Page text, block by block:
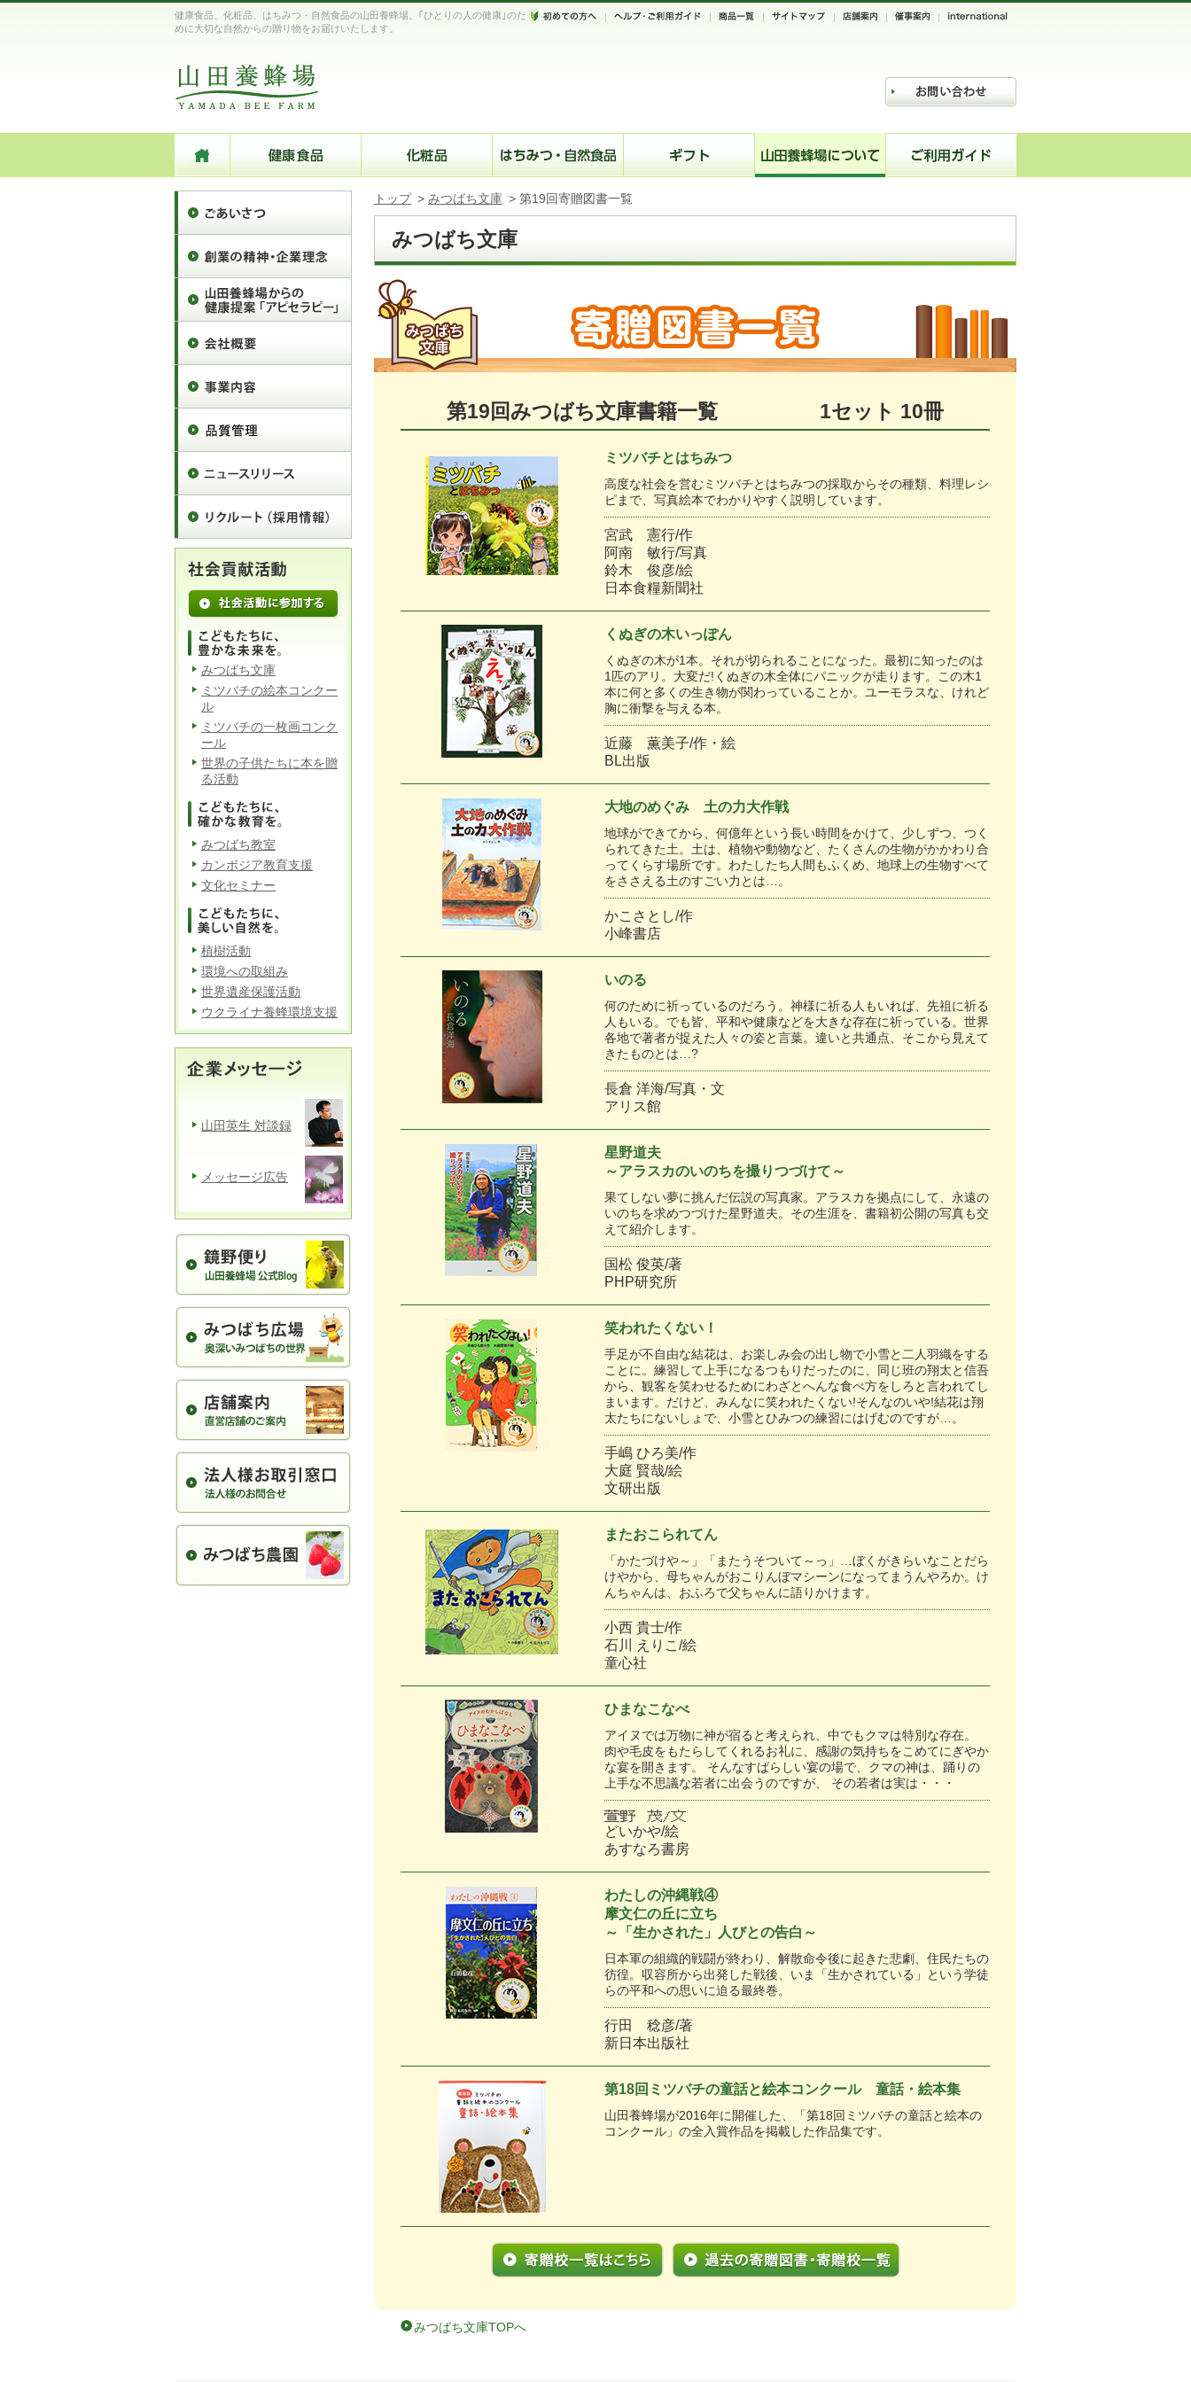
健康食品、化粧品、はちみつ・自然食品の山田養蜂場。｢ひとりの人の健康｣のた
めに大切な自然からの贈り物をお届けいたします。
トップ > みつばち文庫 > 第19回寄贈図書一覧
みつばち文庫
第19回みつばち文庫書籍一覧 1セット 10冊
ミツバチとはちみつ
高度な社会を営むミツバチとはちみつの採取からその種類、料理レシ
ピまで、写真絵本でわかりやすく説明しています。
宮武 憲行/作
阿南 敏行/写真
鈴木 俊彦/絵
日本食糧新聞社
くぬぎの木いっぽん
くぬぎの木が1本。それが切られることになった。最初に知ったのは
1匹のアリ。大変だ!くぬぎの木全体にパニックが走ります。この木1
本に何と多くの生き物が関わっていることか。ユーモラスな、けれど
胸に衝撃を与える本。
近藤 薫美子/作・絵
BL出版
大地のめぐみ 土の力大作戦
地球ができてから、何億年という長い時間をかけて、少しずつ、つく
られてきた土。土は、植物や動物など、たくさんの生物がかかわり合
ってくらす場所です。わたしたち人間もふくめ、地球上の生物すべて
をささえる土のすごい力とは…。
かこさとし/作
小峰書店
いのる
何のために祈っているのだろう。神様に祈る人もいれば、先祖に祈る
人もいる。でも皆、平和や健康などを大きな存在に祈っている。世界
各地で著者が捉えた人々の姿と言葉。違いと共通点、そこから見えて
きたものとは…?
長倉 洋海/写真・文
アリス館
星野道夫
～アラスカのいのちを撮りつづけて～
果てしない夢に挑んだ伝説の写真家。アラスカを拠点にして、永遠の
いのちを求めつづけた星野道夫。その生涯を、書籍初公開の写真も交
えて紹介します。
国松 俊英/著
PHP研究所
笑われたくない！
手足が不自由な結花は、お楽しみ会の出し物で小雪と二人羽織をする
ことに。練習して上手になるつもりだったのに、同じ班の翔太と信吾
から、観客を笑わせるためにわざとへんな食べ方をしろと言われてし
まいます。だけど、みんなに笑われたくない!そんなのいや!結花は翔
太たちにないしょで、小雪とひみつの練習にはげむのですが…。
手嶋 ひろ美/作
大庭 賢哉/絵
文研出版
またおこられてん
「かたづけや～」「またうそついて～っ」…ぼくがきらいなことだら
けやから、母ちゃんがおこりんぼマシーンになってまうんやろか。け
んちゃんは、おふろで父ちゃんに語りかけます。
小西 貴士/作
石川 えりこ/絵
童心社
ひまなこなべ
アイヌでは万物に神が宿ると考えられ、中でもクマは特別な存在。
肉や毛皮をもたらしてくれるお礼に、感謝の気持ちをこめてにぎやか
な宴を開きます。 そんなすばらしい宴の場で、クマの神は、踊りの
上手な不思議な若者に出会うのですが、 その若者は実は・・・
どいかや/絵
あすなろ書房
わたしの沖縄戦④
摩文仁の丘に立ち
～「生かされた」人びとの告白～
日本軍の組織的戦闘が終わり、解散命令後に起きた悲劇、住民たちの
彷徨。収容所から出発した戦後、いま「生かされている」という学徒
らの平和への思いに迫る最終巻。
行田 稔彦/著
新日本出版社
第18回ミツバチの童話と絵本コンクール 童話・絵本集
山田養蜂場が2016年に開催した、「第18回ミツバチの童話と絵本の
コンクール」の全入賞作品を掲載した作品集です。
みつばち文庫TOPへ
みつばち文庫
ミツバチの絵本コンクー
ル
ミツバチの一枚画コンク
ール
世界の子供たちに本を贈
る活動
みつばち教室
カンボジア教育支援
文化セミナー
植樹活動
環境への取組み
世界遺産保護活動
ウクライナ養蜂環境支援
山田英生 対談録
メッセージ広告